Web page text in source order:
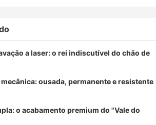
a laser: o rei indiscutível do chão de
ousada, permanente e resistente
o acabamento premium do "Vale do